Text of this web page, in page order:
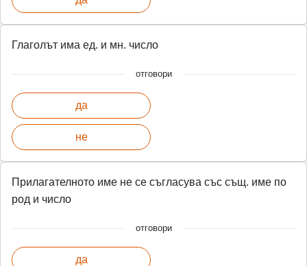
Глаголът има ед. и мн. число
отговори
да
не
Прилагателното име не се съгласува със същ. име по
род и число
отговори
да